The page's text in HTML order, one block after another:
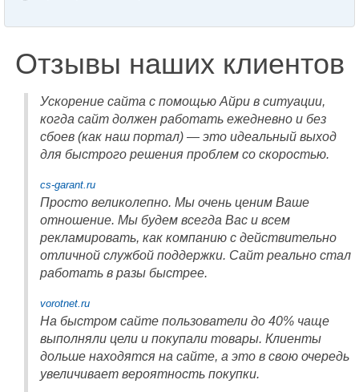
Отзывы наших клиентов
Ускорение сайта с помощью Айри в ситуации,
когда сайт должен работать ежедневно и без
сбоев (как наш портал) — это идеальный выход
для быстрого решения проблем со скоростью.
cs-garant.ru
Просто великолепно. Мы очень ценим Ваше
отношение. Мы будем всегда Вас и всем
рекламировать, как компанию с действительно
отличной службой поддержки. Сайт реально стал
работать в разы быстрее.
vorotnet.ru
На быстром сайте пользователи до 40% чаще
выполняли цели и покупали товары. Клиенты
дольше находятся на сайте, а это в свою очередь
увеличивает вероятность покупки.